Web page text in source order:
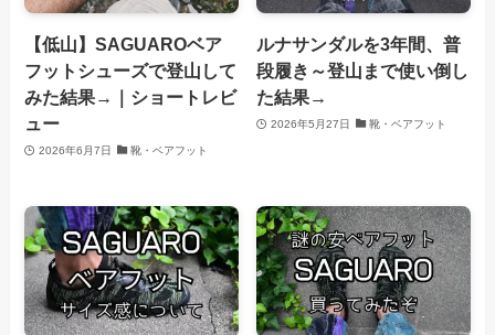
【低山】SAGUAROベア
フットシューズで登山して
みた結果→｜ショートレビ
ュー
2026年6月7日 靴・ベアフット
ルナサンダルを3年間、普
段履き～登山まで使い倒し
た結果→
2026年5月27日 靴・ベアフット